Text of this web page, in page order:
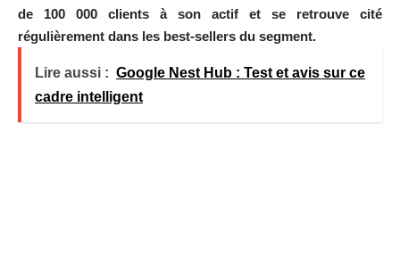
de 100 000 clients à son actif et se retrouve cité
régulièrement dans les best-sellers du segment.
Lire aussi : Google Nest Hub : Test et avis sur ce
cadre intelligent